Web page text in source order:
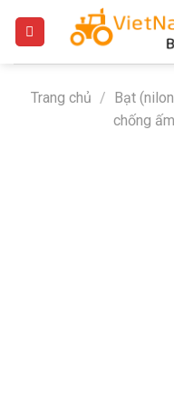
Trang chủ / Bạt
chống